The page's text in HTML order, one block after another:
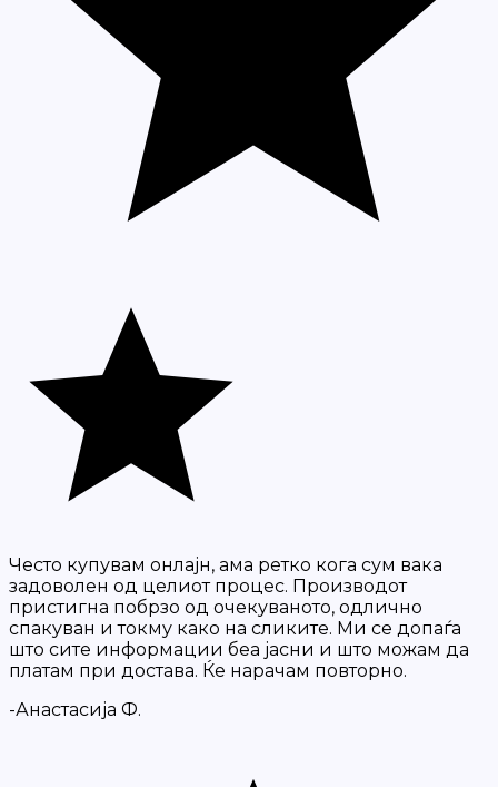
Често купувам онлајн, ама ретко кога сум вака
задоволен од целиот процес. Производот
пристигна побрзо од очекуваното, одлично
спакуван и токму како на сликите. Ми се допаѓа
што сите информации беа јасни и што можам да
платам при достава. Ќе нарачам повторно.
-Анастасија Ф.